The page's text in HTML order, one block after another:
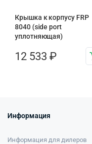
Крышка к корпусу FRP
8040 (side port
уплотняющая)
12 533 ₽
Информация
Информация для дилеров